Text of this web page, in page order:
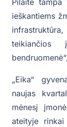
Pilaitė tampa
ieškantiems
teikiančios
„Eika“
naujas
mėnesį
ateityje